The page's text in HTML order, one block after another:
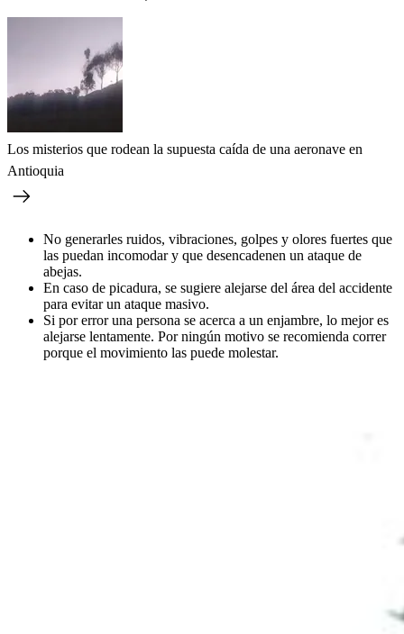
Los misterios que rodean la supuesta caída de una aeronave en
Antioquia
No generarles ruidos, vibraciones, golpes y olores fuertes que
las puedan incomodar y que desencadenen un ataque de
abejas.
En caso de picadura, se sugiere alejarse del área del accidente
para evitar un ataque masivo.
Si por error una persona se acerca a un enjambre, lo mejor es
alejarse lentamente. Por ningún motivo se recomienda correr
porque el movimiento las puede molestar.